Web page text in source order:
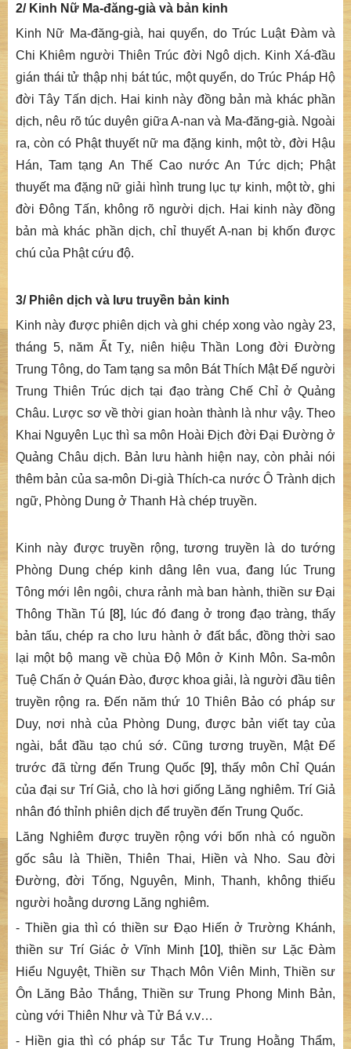
2/ Kinh Nữ Ma-đăng-già và bản kinh
Kinh Nữ Ma-đăng-già, hai quyển, do Trúc Luật Đàm và
Chi Khiêm người Thiên Trúc đời Ngô dịch. Kinh Xá-đầu
gián thái tử thập nhị bát túc, một quyển, do Trúc Pháp Hộ
đời Tây Tấn dịch. Hai kinh này đồng bản mà khác phần
dịch, nêu rõ túc duyên giữa A-nan và Ma-đăng-già. Ngoài
ra, còn có Phật thuyết nữ ma đặng kinh, một tờ, đời Hậu
Hán, Tam tạng An Thế Cao nước An Tức dịch;
Phật
thuyết ma đặng nữ giải hình trung lục tự kinh, mộttờ, ghi
đời Đông Tấn, không rõ người dịch. Hai kinh này đồng
bản mà khác phần dịch, chỉ thuyết A-nan bị khốn được
chú của Phật cứu độ.
3/ Phiên dịch và lưu truyền bản kinh
Kinh này được phiên dịch và ghi chép xong vào ngày 23,
tháng 5, năm Ất Tỵ, niên hiệu Thần Long đời Đường
Trung Tông, do Tam tạng sa môn Bát Thích Mật Đế người
Trung Thiên Trúc dịch tại đạo tràng Chế Chỉ ở Quảng
Châu. Lược sơ về thời gian hoàn thành là như vậy. Theo
Khai Nguyên Lục thì sa môn Hoài Địch đời Đại Đường ở
Quảng Châu dịch. Bản lưu hành hiện nay, còn phải nói
thêm bản của sa-môn Di-già Thích-ca nước Ô Trành dịch
ngữ, Phòng Dung ở Thanh Hà chép truyền.
Kinh này được truyền rộng, tương truyền là do tướng
Phòng Dung chép kinh dâng lên vua, đang lúc Trung
Tông mới lên ngôi, chưa rảnh mà ban hành, thiền sư Đại
Thông Thần Tú [8], lúc đó đang ở trong đạo tràng, thấy
bản tấu, chép ra cho lưu hành ở đất bắc, đồng thời sao
lại một bộ mang về chùa Độ Môn ở Kinh Môn. Sa-môn
Tuệ Chấn ở Quán Đào, được khoa giải, là người đầu tiên
truyền rộng ra. Đến năm thứ 10 Thiên Bảo có pháp sư
Duy, nơi nhà của Phòng Dung, được bản viết tay của
ngài, bắt đầu tạo chú sớ. Cũng tương truyền, Mật Đế
trước đã từng đến Trung Quốc [9], thấy môn Chỉ Quán
của đại sư Trí Giả, cho là hơi giống Lăng nghiêm. Trí Giả
nhân đó thỉnh phiên dịch để truyền đến Trung Quốc.
Lăng Nghiêm được truyền rộng với bốn nhà có nguồn
gốc sâu là Thiền, Thiên Thai, Hiền và Nho. Sau đời
Đường, đời Tống, Nguyên, Minh, Thanh, không thiếu
người hoằng dương Lăng nghiêm.
- Thiền gia thì có thiền sư Đạo Hiến ở Trường Khánh,
thiền sư Trí Giác ở Vĩnh Minh [10], thiền sư Lặc Đàm
Hiểu Nguyệt, Thiền sư Thạch Môn Viên Minh, Thiền sư
Ôn Lăng Bảo Thắng, Thiền sư Trung Phong Minh Bản,
cùng với Thiên Như và Tử Bá v.v…
- Hiền gia thì có pháp sư Tắc Tư Trung Hoằng Thẩm,